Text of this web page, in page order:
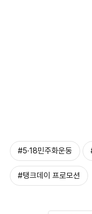
#5·18민주화운동
#탱크데이 프로모션